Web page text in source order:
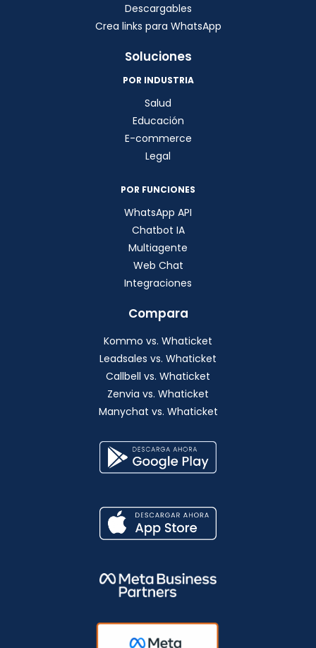
Descargables
Crea links para WhatsApp
Soluciones
POR INDUSTRIA
Salud
Educación
E-commerce
Legal
POR FUNCIONES
WhatsApp API
Chatbot IA
Multiagente
Web Chat
Integraciones
Compara
Kommo vs. Whaticket
Leadsales vs. Whaticket
Callbell vs. Whaticket
Zenvia vs. Whaticket
Manychat vs. Whaticket